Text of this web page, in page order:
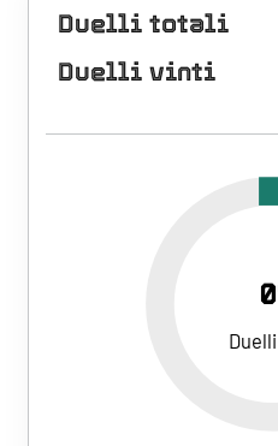
Duelli totali
Duelli vinti